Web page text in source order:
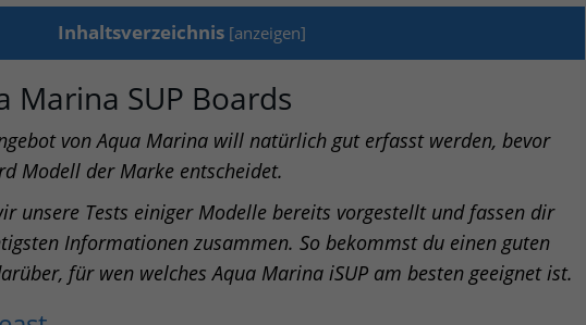
Inhaltsverzeichnis [anzeigen]
Marina SUP Boards
von Aqua Marina will natürlich gut erfasst werden, bevor
Modell der Marke entscheidet.
unsere Tests einiger Modelle bereits vorgestellt und fassen dir
Informationen zusammen. So bekommst du einen guten
für wen welches Aqua Marina iSUP am besten geeignet ist.